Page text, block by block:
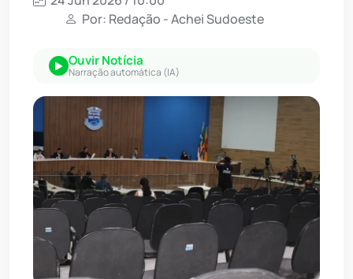
Por: Redação - Achei Sudoeste
Ouvir Notícia
Narração automática (IA)